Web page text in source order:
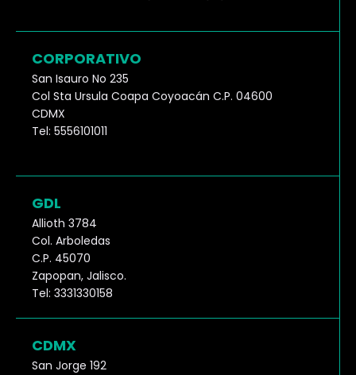
CORPORATIVO
San Isauro No 235
Col Sta Ursula Coapa Coyoacán C.P. 04600
CDMX
Tel: 5556101011
GDL
Allioth 3784
Col. Arboledas
C.P. 45070
Zapopan, Jalisco.
Tel: 3331330158
CDMX
San Jorge 192